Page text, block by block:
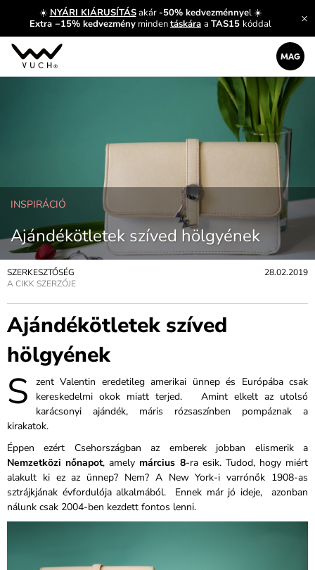
☀️ NYÁRI KIÁRUSÍTÁSakár-50% kedvezménnyel ☀️
Extra −15% kedvezmény mindentáskára a TAS15 kóddal
INSPIRÁCIÓ
Ajándékötletek szíved hölgyének
28.02.2019
SZERKESZTŐSÉG
A CIKK SZERZŐJE
Ajándékötletek szíved
hölgyének
S
zent Valentin eredetileg amerikai ünnep és Európába csak
kereskedelmi okok miatt terjed. Amint elkelt az utolsó
karácsonyi ajándék, máris rózsaszínben pompáznak a
kirakatok.
Éppen ezért Csehországban az emberek jobban elismerik a
Nemzetközi nőnapot, amely március 8-ra esik. Tudod, hogy miért
alakult ki ez az ünnep? Nem? A New York-i varrónők 1908-as
sztrájkjának évfordulója alkalmából. Ennek már jó ideje, azonban
nálunk csak 2004-ben kezdett fontos lenni.